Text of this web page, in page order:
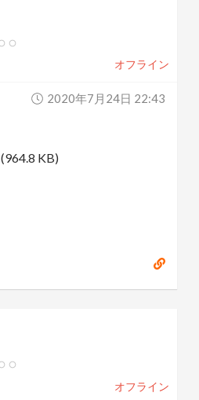
オフライン
2020年7月24日 22:43
(964.8 KB)
オフライン